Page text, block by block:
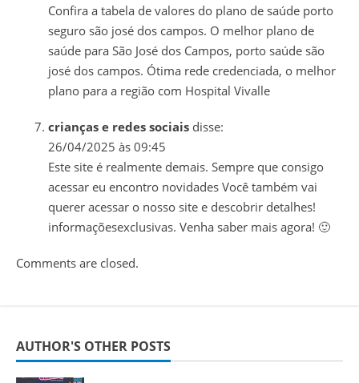
Confira a tabela de valores do plano de saúde porto
seguro são josé dos campos. O melhor plano de
saúde para São José dos Campos, porto saúde são
josé dos campos. Ótima rede credenciada, o melhor
plano para a região com Hospital Vivalle
crianças e redes sociais disse:
26/04/2025 às 09:45
Este site é realmente demais. Sempre que consigo
acessar eu encontro novidades Você também vai
querer acessar o nosso site e descobrir detalhes!
informaçõesexclusivas. Venha saber mais agora! 🙂
Comments are closed.
AUTHOR'S OTHER POSTS